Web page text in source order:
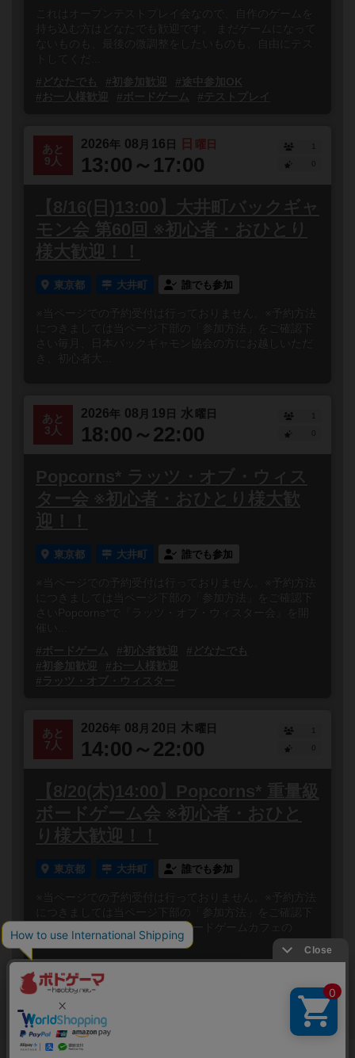
持ち込む方はどなたでも歓迎です。 まだゲームになって
ないものも、最後の微調整をしたいものも、自由にテス
#どなたでも
#初参加歓迎
#途中参加OK
#お一人様歓迎
#ボードゲーム #テストプレイ
あと
9人
2026年 08 月 16 日 日 曜日
13:00～17:00
1
【8/16(日)13:00】大井町バックギャ
モン会 第60回 ※初心者・おひとり
様大歓迎！！
東京都 大井町 誰でも参加
※当ページでの予約受付は行っておりません。※予約方法
につきましては当ページ下部の「参加方法」をご確認下
さい毎月、日本バックギャモン協会の方にお越しいただ
き、初心者大...
あと
3人
2026年 08 月 19 日 水 曜日
18:00～22:00
1
Popcorns* ラッツ・オブ・ウィス
ター会 ※初心者・おひとり様大歓
迎！！
東京都 大井町 誰でも参加
※当ページでの予約受付は行っておりません。※予約方法
につきましては当ページ下部の「参加方法」をご確認下
さいPopcorns*で『ラッツ・オブ・ウィスター会』を開
催い...
#ボードゲーム
#初心者歓迎
#どなたでも
#初参加歓迎
#お一人様歓迎
#ラッツ・オブ・ウィスター
あと
7人
2026年 08 月 20 日 木曜日
14:00～22:00
1
【8/20(木)14:00】Popcorns* 重量級
ボードゲーム会 ※初心者・おひと
り様大歓迎！！
東京都 大井町 誰でも参加
※当ページでの予約受付は行っておりません。※予約方法
につきましては当ページ下部の「参加方法」をご確認下
さい 大井町駅から徒歩3分！ ボードゲームカフェの
Popco...
閉じる
ボードゲームのプレイ履歴を記録し
自分のデータを管理しませんか？